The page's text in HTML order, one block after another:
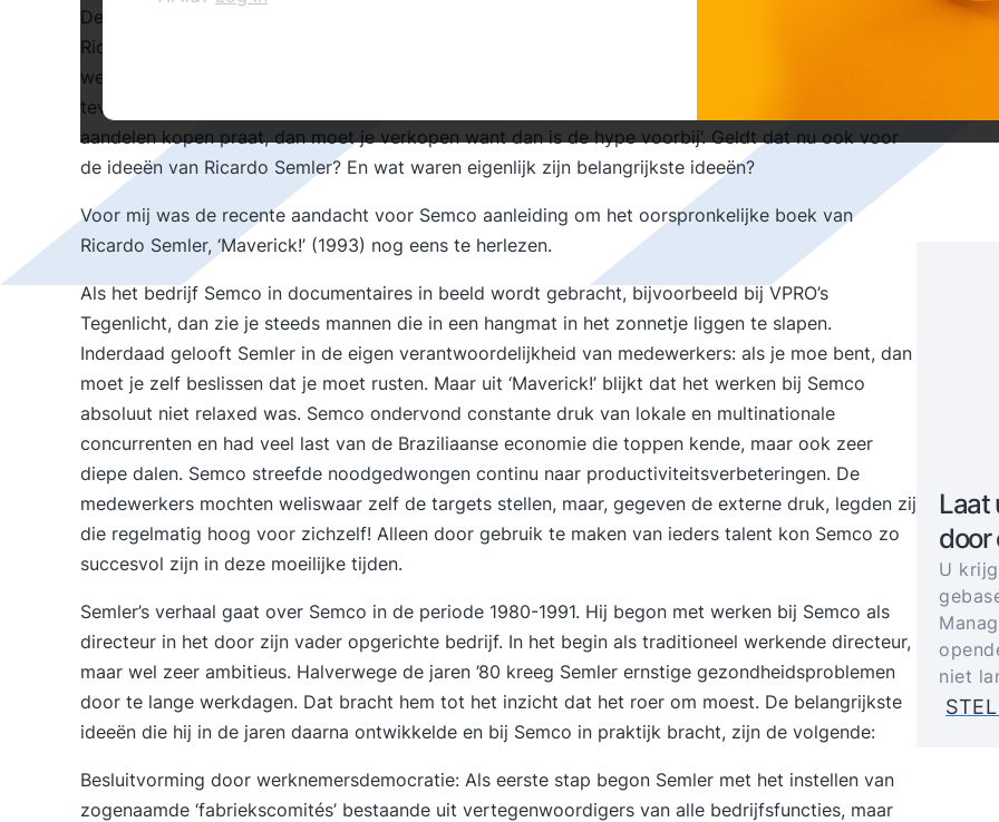
De laatste maanden is op websites en op televisie veel gepubliceerd over
Ricardo Semler en zijn revolutionaire kijk op het organiseren van mensen en
werk bij zijn bedrijf Semler & Company (Semco). De laatste tijd echter was de aandacht misschien
teveel en de inhoud te overdreven. Mijn professor beleggingsleer zei altijd ‘als iedereen over
aandelen kopen praat, dan moet je verkopen want dan is de hype voorbij’. Geldt dat nu ook voor
de ideeën van Ricardo Semler? En wat waren eigenlijk zijn belangrijkste ideeën?
Voor mij was de recente aandacht voor Semco aanleiding om het oorspronkelijke boek van
Ricardo Semler, ‘Maverick!’ (1993) nog eens te herlezen.
Als het bedrijf Semco in documentaires in beeld wordt gebracht, bijvoorbeeld bij VPRO’s
Tegenlicht, dan zie je steeds mannen die in een hangmat in het zonnetje liggen te slapen.
Inderdaad gelooft Semler in de eigen verantwoordelijkheid van medewerkers: als je moe bent, dan
moet je zelf beslissen dat je moet rusten. Maar uit ‘Maverick!’ blijkt dat het werken bij Semco
absoluut niet relaxed was. Semco ondervond constante druk van lokale en multinationale
concurrenten en had veel last van de Braziliaanse economie die toppen kende, maar ook zeer
diepe dalen. Semco streefde noodgedwongen continu naar productiviteitsverbeteringen. De
medewerkers mochten weliswaar zelf de targets stellen, maar, gegeven de externe druk, legden zij
die regelmatig hoog voor zichzelf! Alleen door gebruik te maken van ieders talent kon Semco zo
succesvol zijn in deze moeilijke tijden.
Semler’s verhaal gaat over Semco in de periode 1980-1991. Hij begon met werken bij Semco als
directeur in het door zijn vader opgerichte bedrijf. In het begin als traditioneel werkende directeur,
maar wel zeer ambitieus. Halverwege de jaren ’80 kreeg Semler ernstige gezondheidsproblemen
door te lange werkdagen. Dat bracht hem tot het inzicht dat het roer om moest. De belangrijkste
ideeën die hij in de jaren daarna ontwikkelde en bij Semco in praktijk bracht, zijn de volgende:
Besluitvorming door werknemersdemocratie: Als eerste stap begon Semler met het instellen van
zogenaamde ‘fabriekscomités’ bestaande uit vertegenwoordigers van alle bedrijfsfuncties, maar
Laat
door
U
niet